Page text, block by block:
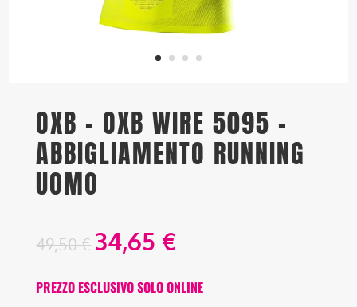
OXB – OXB WIRE 5095 –
ABBIGLIAMENTO RUNNING
UOMO
49,50€ 34,65 €
PREZZO ESCLUSIVO SOLO ONLINE